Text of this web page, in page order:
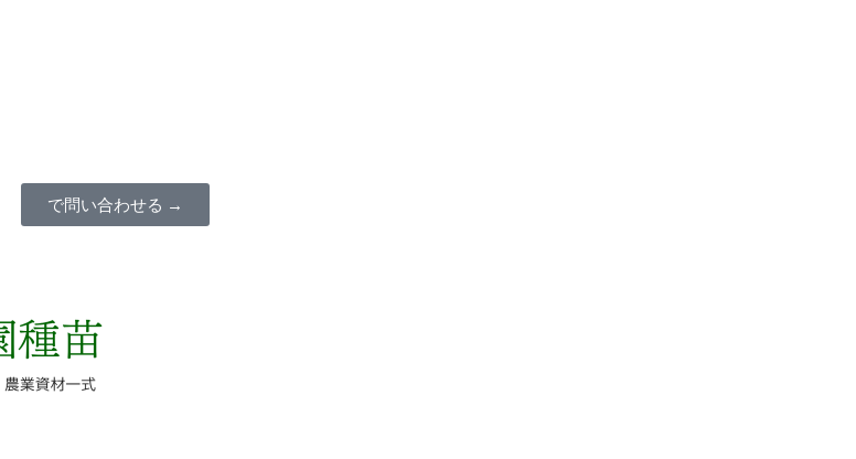
で問い合わせる →